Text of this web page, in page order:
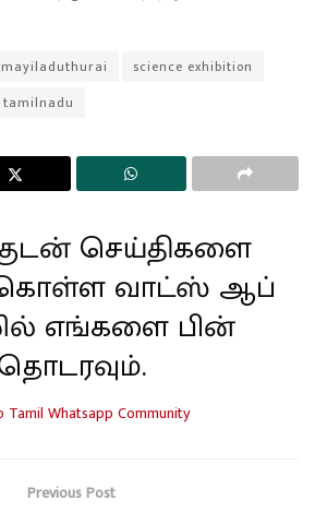
mayiladuthurai
science exhibition
tamilnadu
செய்திகளை
கொள்ள வாட்ஸ் ஆப்
எங்களை பின்
Previous Post